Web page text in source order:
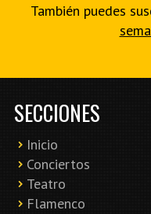
También puedes
SECCIONES
Inicio
Conciertos
Teatro
Flamenco